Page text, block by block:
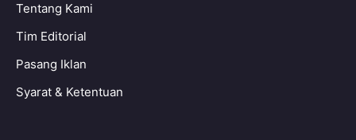
Tentang Kami
Tim Editorial
Pasang Iklan
Syarat & Ketentuan